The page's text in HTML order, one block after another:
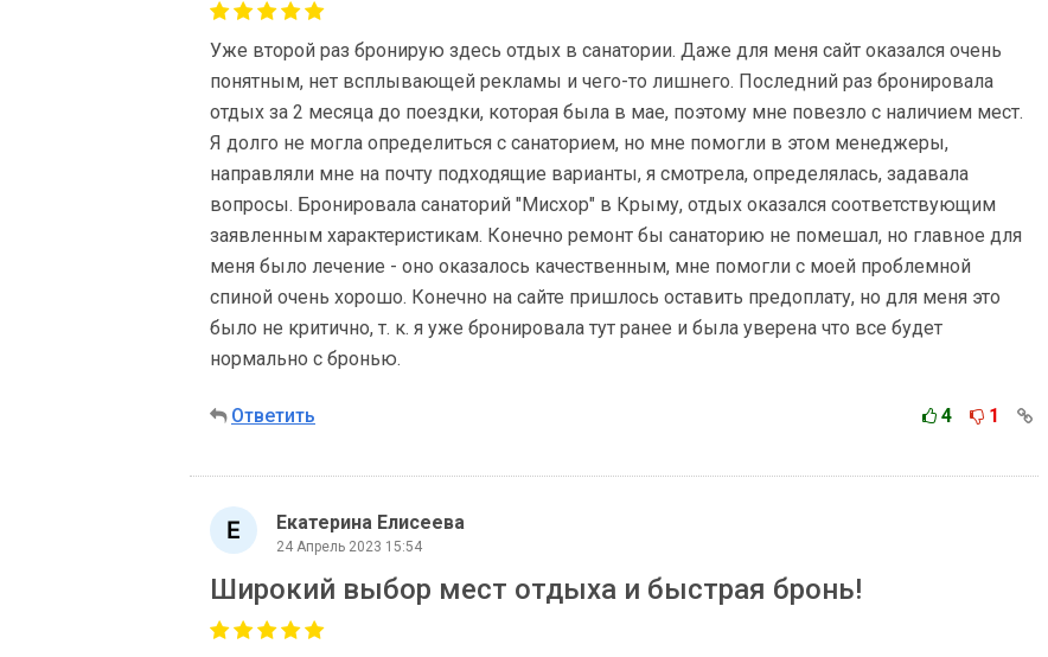
Уже второй раз бронирую здесь отдых в санатории. Даже для меня сайт оказался очень
понятным, нет всплывающей рекламы и чего-то лишнего. Последний раз бронировала
отдых за 2 месяца до поездки, которая была в мае, поэтому мне повезло с наличием мест.
Я долго не могла определиться с санаторием, но мне помогли в этом менеджеры,
направляли мне на почту подходящие варианты, я смотрела, определялась, задавала
вопросы. Бронировала санаторий "Мисхор" в Крыму, отдых оказался соответствующим
заявленным характеристикам. Конечно ремонт бы санаторию не помешал, но главное для
меня было лечение - оно оказалось качественным, мне помогли с моей проблемной
спиной очень хорошо. Конечно на сайте пришлось оставить предоплату, но для меня это
было не критично, т. к. я уже бронировала тут ранее и была уверена что все будет
нормально с бронью.
Ответить 4 1
Екатерина Елисеева
24 Апрель 2023 15:54
Широкий выбор мест отдыха и быстрая бронь!